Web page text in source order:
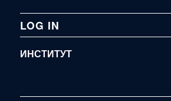
LOG IN
ИНСТИТУТ